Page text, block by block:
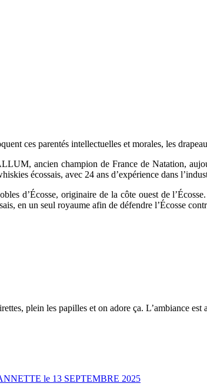
ces parentés intellectuelles et morales, les
ancien champion de France de Natation,
écossais, avec 24 ans d’expérience dans
d’Écosse, originaire de la côte ouest de
en un seul royaume afin de défendre l’Écosse
plein les papilles et on adore ça. L’ambiance
le 13 SEPTEMBRE 2025